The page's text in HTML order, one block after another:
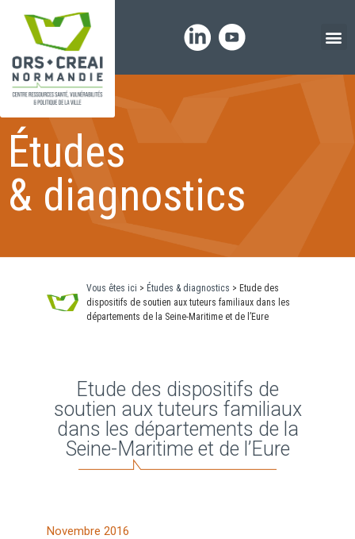
Études
& diagnostics
Vous êtes ici > Études & diagnostics > Etude des
dispositifs de soutien aux tuteurs familiaux dans les
départements de la Seine-Maritime et de l’Eure
Etude des dispositifs de
soutien aux tuteurs familiaux
dans les départements de la
Seine-Maritime et de l’Eure
Novembre 2016
Panneau de gestion des cookies